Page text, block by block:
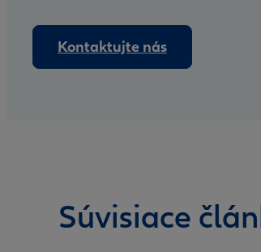
Kontaktujte nás
Súvisiace